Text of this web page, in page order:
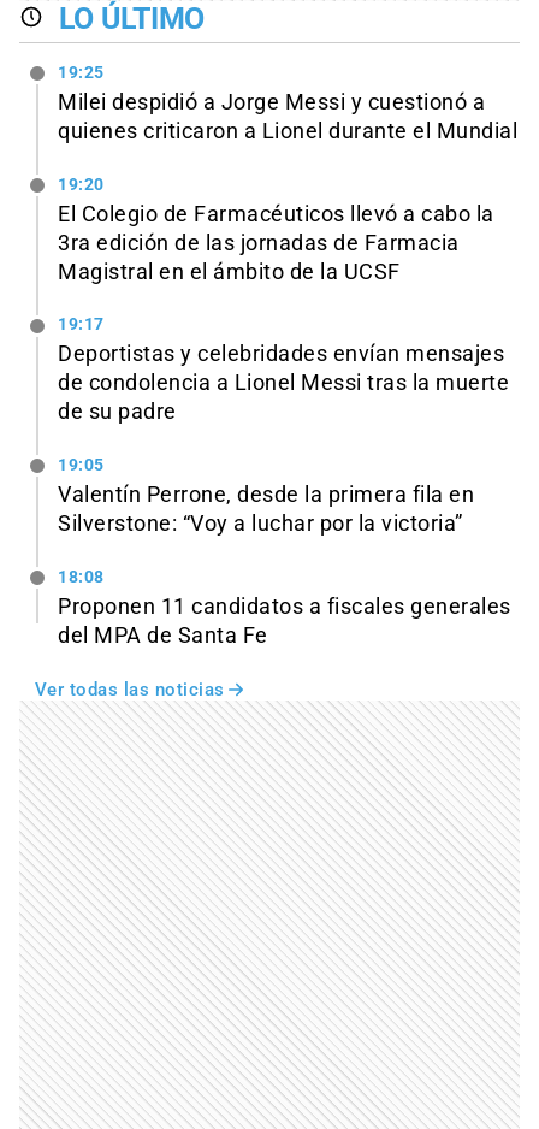
LO ÚLTIMO
19:25
Milei despidió a Jorge Messi y cuestionó a
quienes criticaron a Lionel durante el Mundial
19:20
El Colegio de Farmacéuticos llevó a cabo la
3ra edición de las jornadas de Farmacia
Magistral en el ámbito de la UCSF
19:17
Deportistas y celebridades envían mensajes
de condolencia a Lionel Messi tras la muerte
de su padre
19:05
Valentín Perrone, desde la primera fila en
Silverstone: “Voy a luchar por la victoria”
18:08
Proponen 11 candidatos a fiscales generales
del MPA de Santa Fe
Ver todas las noticias